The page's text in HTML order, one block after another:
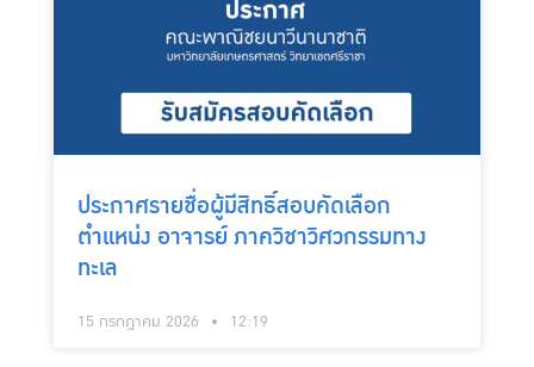
ประกาศรายชื่อผู้มีสิทธิ์สอบคัดเลือก
ตำแหน่ง อาจารย์ ภาควิชาวิศวกรรมทาง
ทะเล
15 กรกฎาคม 2026 12:19